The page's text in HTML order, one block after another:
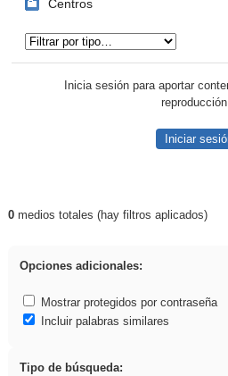
Centros
Inicia sesión para aportar
Iniciar
Resultados de: platillos
0medios totales (hay filtros aplicados)
Opciones adicionales:
Mostrar protegidos por contraseña
Incluir palabras similares
Tipo de búsqueda: